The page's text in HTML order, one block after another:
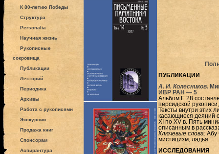
К 80-летию Победы
Структура
Personalia
Научная жизнь
Рукописные
сокровища
Публикации
Лекторий
Периодика
Архивы
Работа с рукописями
Экскурсии
Продажа книг
Спонсорам
Аспирантура
ПУБЛИКАЦИИ
А. И. Колесников.
ИВР РАН — 5
Альбом Е 28
персидской
Тексты внутри этих
касающиеся деяний
XI по XV в. Пять
описанным в
Ключевые слова: Абу
мистицизм, ладья.
ИССЛЕДОВАНИЯ